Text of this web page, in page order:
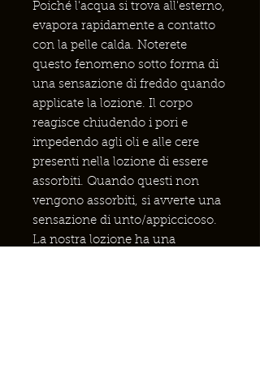
Poiché l'acqua si trova all'esterno,
evapora rapidamente a contatto
con la pelle calda. Noterete
questo fenomeno sotto forma di
una sensazione di freddo quando
applicate la lozione. Il corpo
reagisce chiudendo i pori e
impedendo agli oli e alle cere
presenti nella lozione di essere
assorbiti. Quando questi non
vengono assorbiti, si avverte una
sensazione di unto/appiccicoso.
La nostra lozione ha una